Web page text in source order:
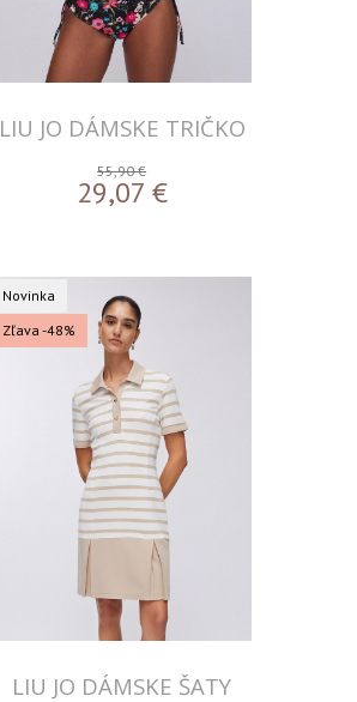
LIU JO DÁMSKE TRIČKO
55,90 €
29,07 €
Novinka
Zľava -48%
LIU JO DÁMSKE ŠATY